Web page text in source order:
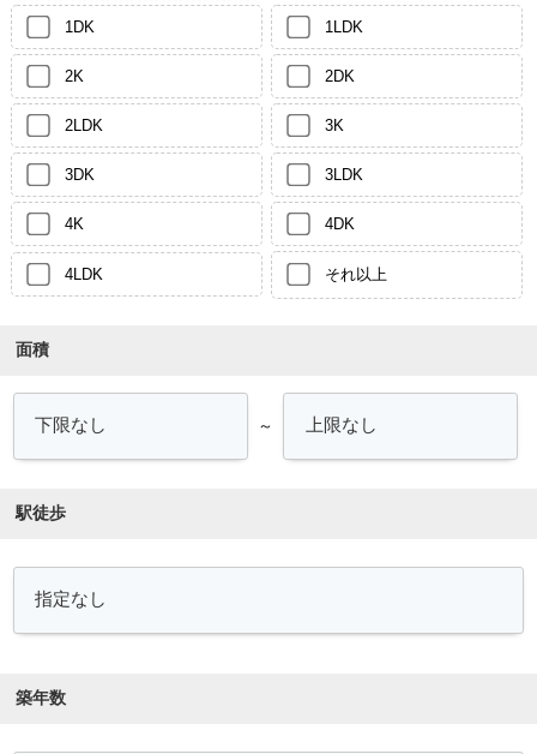
1DK 1LDK
2K 2DK
2LDK 3K
3DK 3LDK
4K 4DK
4LDK それ以上
面積
～
駅徒歩
築年数